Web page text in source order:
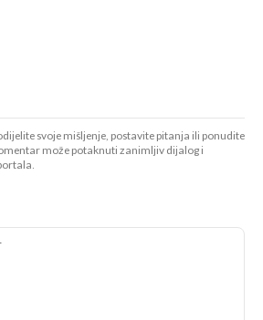
svoje mišljenje, postavite pitanja ili ponudite
može potaknuti zanimljiv dijalog i